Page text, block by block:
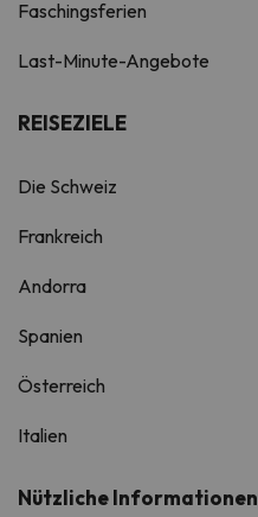
Faschingsferien
Last-Minute-Angebote
REISEZIELE
Die Schweiz
Frankreich
Andorra
Spanien
Österreich
Italien
Nützliche Informationen